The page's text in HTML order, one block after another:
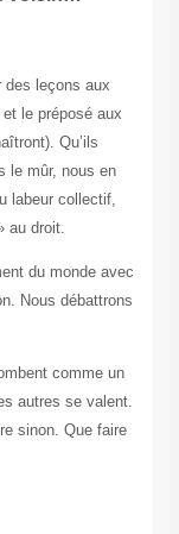
des leçons aux
le préposé aux
Qu’ils
le mûr, nous en
labeur collectif,
au droit.
du monde avec
Nous débattrons
comme un
autres se valent.
sinon. Que faire